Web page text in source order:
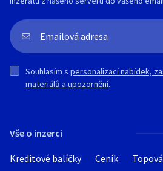
Vše o inzerci
Kreditové balíčky Ceník
Souhlasím s personalizací nabídek,
materiálů a upozornění.